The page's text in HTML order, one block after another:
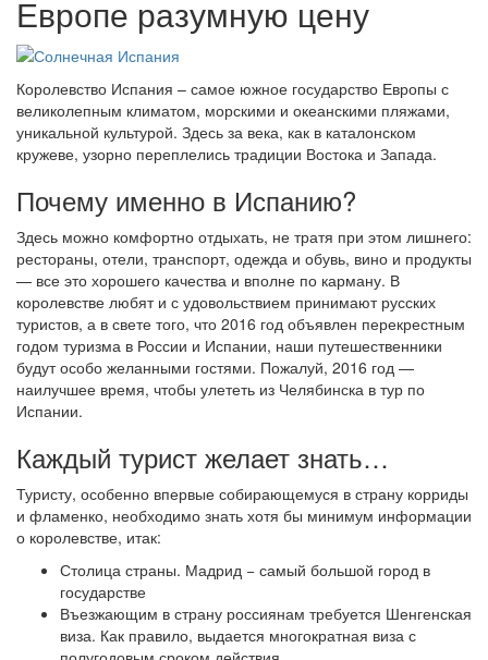
Европе разумную цену
Королевство Испания – самое южное государство Европы с
великолепным климатом, морскими и океанскими пляжами,
уникальной культурой. Здесь за века, как в каталонском
кружеве, узорно переплелись традиции Востока и Запада.
Почему именно в Испанию?
Здесь можно комфортно отдыхать, не тратя при этом лишнего:
рестораны, отели, транспорт, одежда и обувь, вино и продукты
— все это хорошего качества и вполне по карману. В
королевстве любят и с удовольствием принимают русских
туристов, а в свете того, что 2016 год объявлен перекрестным
годом туризма в России и Испании, наши путешественники
будут особо желанными гостями. Пожалуй, 2016 год —
наилучшее время, чтобы улететь из Челябинска в тур по
Испании.
Каждый турист желает знать…
Туристу, особенно впервые собирающемуся в страну корриды
и фламенко, необходимо знать хотя бы минимум информации
о королевстве, итак:
Столица страны. Мадрид − самый большой город в
государстве
Въезжающим в страну россиянам требуется Шенгенская
виза. Как правило, выдается многократная виза с